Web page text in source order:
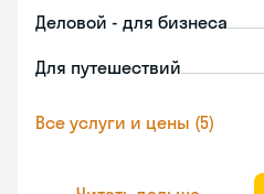
Деловой - для бизнеса
Для путешествий
Все услуги и цены (5)